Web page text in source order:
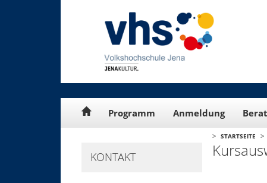
Programm Anmeldung
KONTAKT
> STARTSEITE >